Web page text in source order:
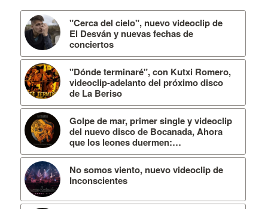
"Cerca del cielo", nuevo videoclip de
El Desván y nuevas fechas de
conciertos
"Dónde terminaré", con Kutxi Romero,
videoclip-adelanto del próximo disco
de La Beriso
Golpe de mar, primer single y videoclip
del nuevo disco de Bocanada, Ahora
que los leones duermen:…
No somos viento, nuevo videoclip de
Inconscientes